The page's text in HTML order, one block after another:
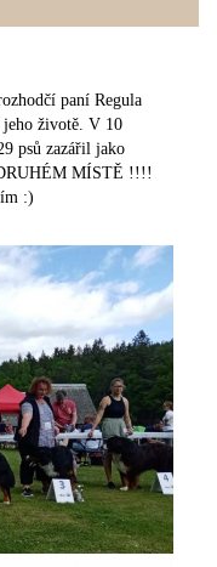
paní Regula
životě. V 10
psů zazářil jako
MÍSTĚ !!!!
:)